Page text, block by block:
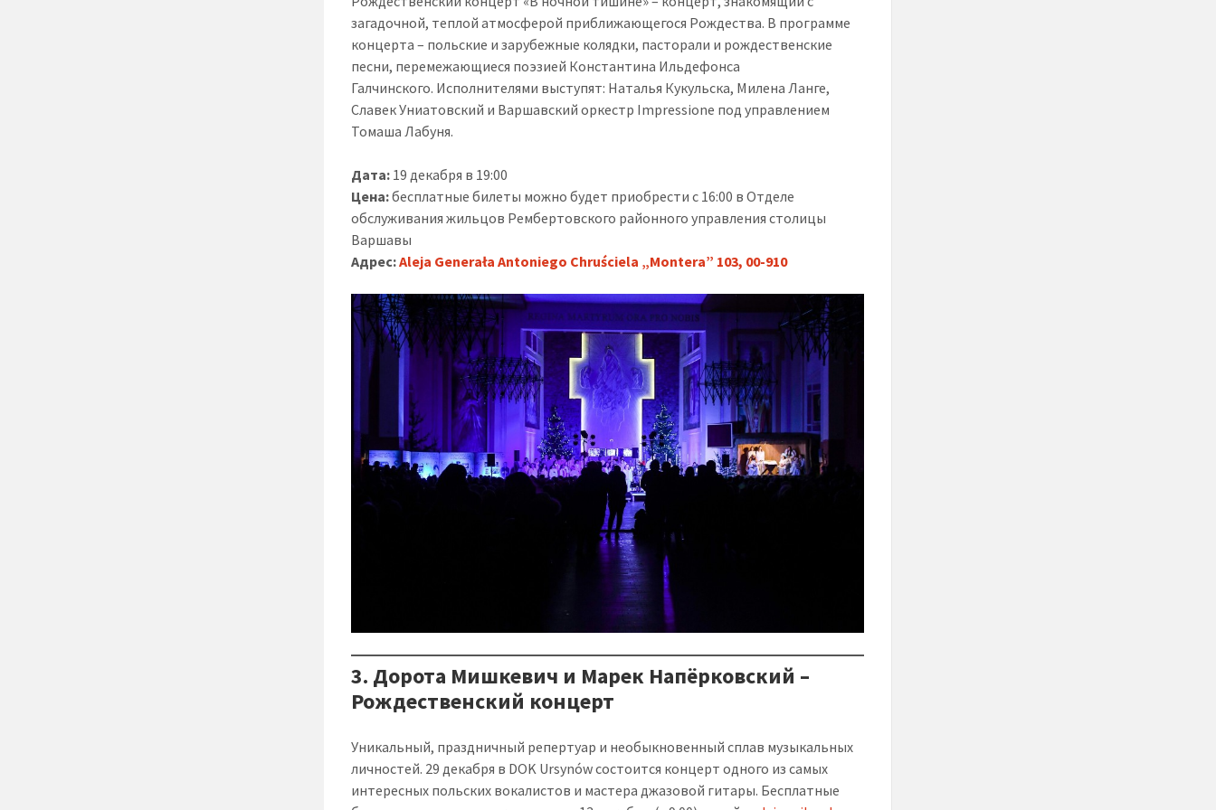
загадочной, теплой атмосферой приближающегося Рождества. В программе
концерта – польские и зарубежные колядки, пасторали и рождественские
песни, перемежающиеся поэзией Константина Ильдефонса
Галчинского. Исполнителями выступят: Наталья Кукульска, Милена Ланге,
Славек Униатовский и Варшавский оркестр Impressione под управлением
Томаша Лабуня.
Дата: 19 декабря в 19:00
Цена:бесплатные билеты можно будет приобрести с 16:00 в Отделе
обслуживания жильцов Рембертовского районного управления столицы
Варшавы
Адрес:Aleja Generała Antoniego Chruściela „Montera” 103, 00-910
3. Дорота Мишкевич и Марек Напёрковский –
Рождественский концерт
Уникальный, праздничный репертуар и необыкновенный сплав музыкальных
личностей. 29 декабря в DOK Ursynów состоится концерт одного из самых
интересных польских вокалистов и мастера джазовой гитары. Бесплатные